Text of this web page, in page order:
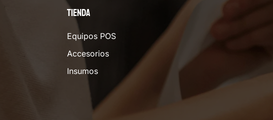
Tienda
Equipos POS
Accesorios
Insumos